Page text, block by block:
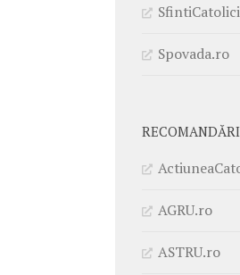
Spovada.ro
RECOMANDĂRI
AGRU.ro
ASTRU.ro